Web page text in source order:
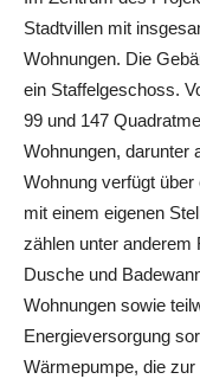
Stadtvillen mit
Wohnungen. Die
ein Staffelgeschoss.
99 und 147
Wohnungen, darunter
Wohnung verfügt
mit einem eigenen
zählen unter anderem
Dusche und
Wohnungen sowie
Energieversorgung
Wärmepumpe, die